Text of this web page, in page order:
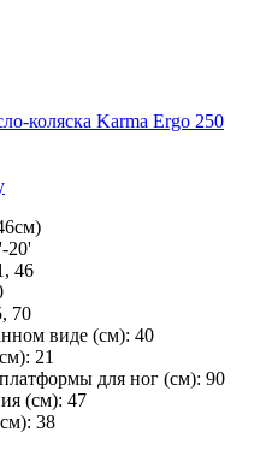
коляска Karma Ergo 250
20'
46
70
виде (см): 40
21
для ног (см): 90
(см): 47
38